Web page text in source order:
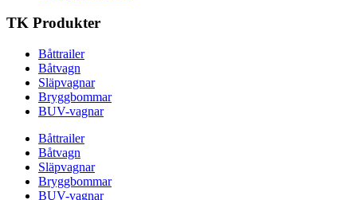
TK Produkter
Båttrailer
Båtvagn
Släpvagnar
Bryggbommar
BUV-vagnar
Båttrailer
Båtvagn
Släpvagnar
Bryggbommar
BUV-vagnar